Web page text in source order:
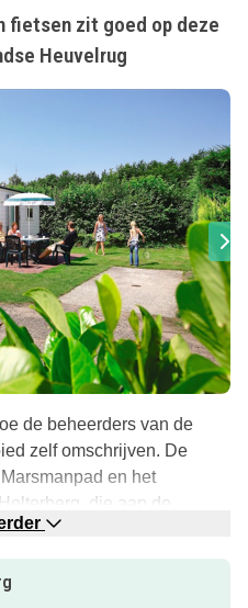
fietsen zit goed op deze
Heuvelrug
de beheerders van de
zelf omschrijven. De
en het
die aan de
Het hoogteverschil
om te mountainbiken.
kun je lekker